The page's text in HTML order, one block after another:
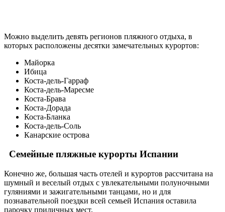
Можно выделить девять регионов пляжного отдыха, в
которых расположены десятки замечательных курортов:
Майорка
Ибица
Коста-дель-Гарраф
Коста-дель-Маресме
Коста-Брава
Коста-Дорада
Коста-Бланка
Коста-дель-Соль
Канарские острова
Семейные пляжные курорты Испании
Конечно же, большая часть отелей и курортов рассчитана на
шумный и веселый отдых с увлекательными полуночными
гуляниями и зажигательными танцами, но и для
познавательной поездки всей семьей Испания оставила
парочку приличных мест.